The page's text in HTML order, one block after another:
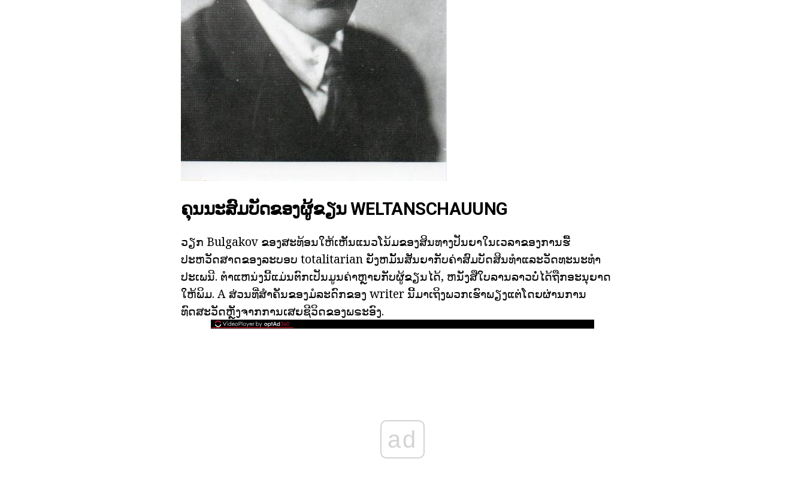
ຄຸນນະສົມບັດຂອງຜູ້ຂຽນ WELTANSCHAUUNG
ວຽກ Bulgakov ຂອງສະທ້ອນໃຫ້ເຫັນແນວໂນ້ມຂອງສິນທາງປັນຍາໃນເວລາຂອງການຮື້
ປະຫວັດສາດຂອງລະບອບ totalitarian ຍັງຫມັ້ນສັນຍາກັບຄ່າສົມບັດສິນທໍາແລະວັດທະນະທໍາ
ປະເພນີ. ຕໍາແຫນ່ງນີ້ແມ່ນຕົກເປັນມູນຄ່າຫຼາຍກັບຜູ້ຂຽນໄດ້, ຫນັງສືໃບລານລາວບໍ່ໄດ້ຖືກອະນຸຍາດ
ໃຫ້ພິມ. A ສ່ວນທີ່ສໍາຄັນຂອງມໍລະດົກຂອງ writer ນີ້ມາເຖິງພວກເຮົາພຽງແຕ່ໂດຍຜ່ານການ
ທົດສະວັດຫຼັງຈາກການເສຍຊີວິດຂອງພຣະອົງ.
ad